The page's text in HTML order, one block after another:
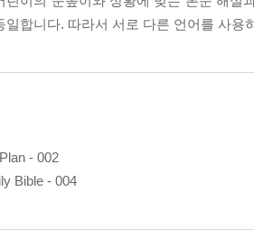
일합니다. 따라서 서로 다른 언어를 사
- 002
Bible - 004